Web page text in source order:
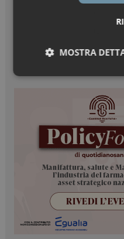
MOSTRA
Necessari
Necessari
I cookie necessari
sito web abilitandone
navigazione sulle pagine
protette del sito. Il sito
funzionare